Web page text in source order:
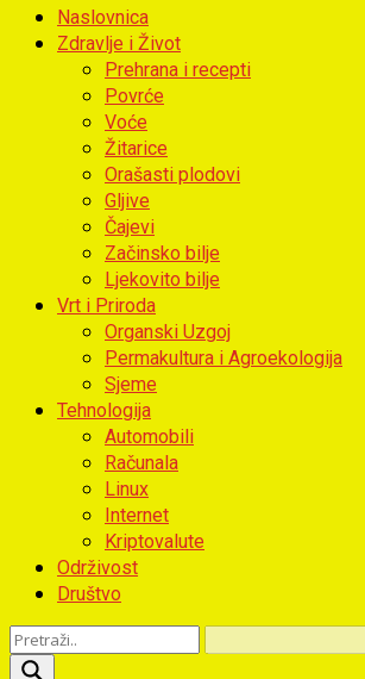
MenuNaslovnica
Zdravlje i Život
Prehrana i recepti
Povrće
Voće
Žitarice
Orašasti plodovi
Gljive
Čajevi
Začinsko bilje
Ljekovito bilje
Vrt i Priroda
Organski Uzgoj
Permakultura i Agroekologija
Sjeme
Tehnologija
Automobili
Računala
Linux
Internet
Kriptovalute
Održivost
Društvo